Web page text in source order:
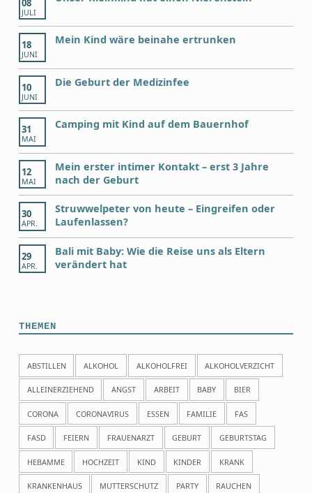
08
JULI
18
JUNI
Mein Kind wäre beinahe ertrunken
10
JUNI
Die Geburt der Medizinfee
31
MAI
Camping mit Kind auf dem Bauernhof
12
MAI
Mein erster intimer Kontakt – erst 3 Jahre
nach der Geburt
30
APR.
Struwwelpeter von heute – Eingreifen oder
Laufenlassen?
29
APR.
Bali mit Baby: Wie die Reise uns als Eltern
verändert hat
THEMEN
ABSTILLEN ALKOHOL ALKOHOLFREI ALKOHOLVERZICHT
ALLEINERZIEHEND ANGST ARBEIT BABY BIER
CORONA CORONAVIRUS ESSEN FAMILIE FAS
FASD FEIERN FRAUENARZT GEBURT GEBURTSTAG
HEBAMME HOCHZEIT KIND KINDER KRANK
KRANKENHAUS MUTTERSCHUTZ PARTY RAUCHEN